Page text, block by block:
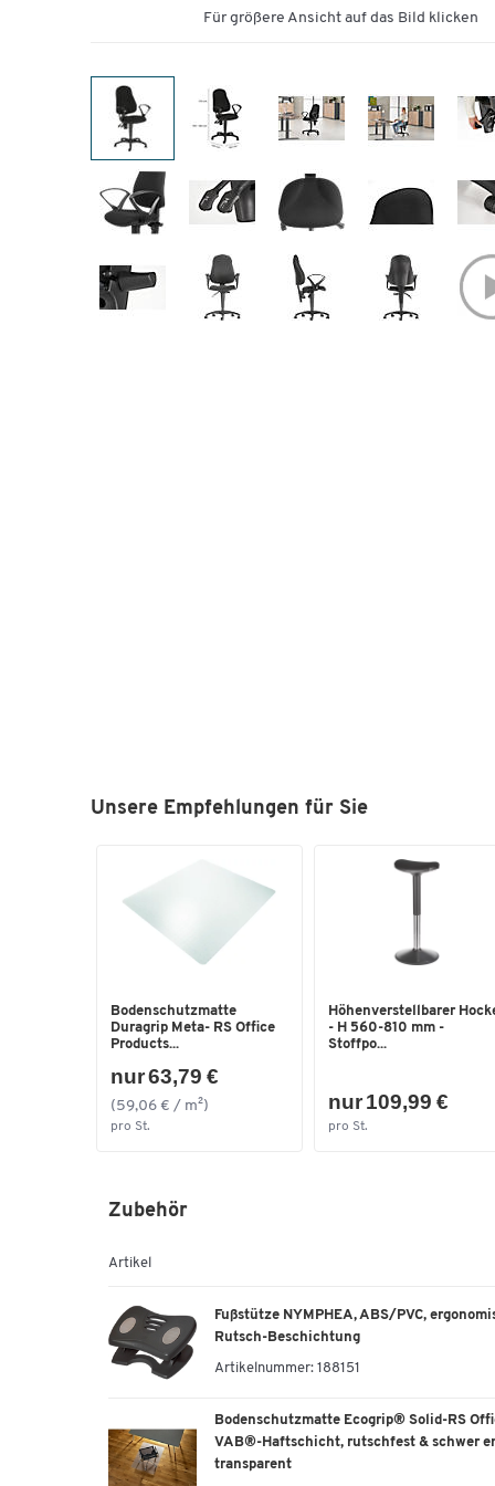
Für größere Ansicht auf das Bild klicken
Unsere Empfehlungen für Sie
Bodenschutzmatte
Duragrip Meta- RS Office
Products...
nur 63,79 €
(59,06 € / m²)
pro St.
Höhenverstellbarer
- H 560-810 mm -
Stoffpo...
nur 109,99 €
pro St.
Zubehör
Artikel
Fußstütze NYMPHEA, ABS/PVC,
Rutsch-Beschichtung
Artikelnummer: 188151
Bodenschutzmatte Ecogrip® Solid-RS
VAB®-Haftschicht, rutschfest & schwer
transparent